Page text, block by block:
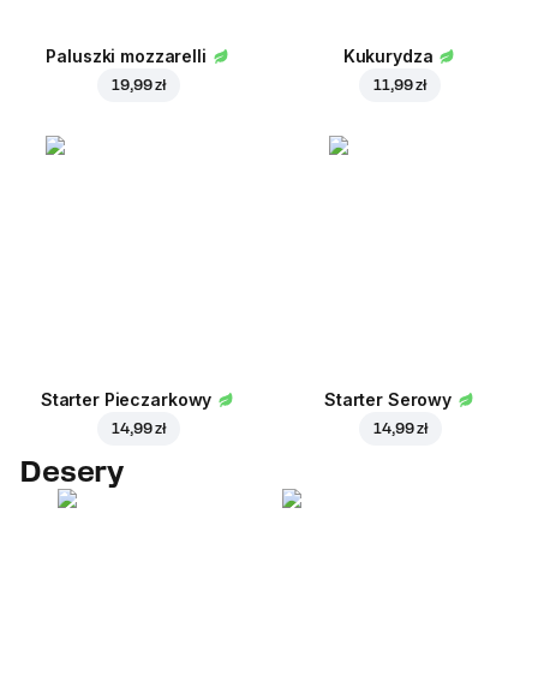
Paluszki mozzarelli
19,99 zł
Kukurydza
11,99 zł
Starter Pieczarkowy
14,99 zł
Starter Serowy
14,99 zł
Desery